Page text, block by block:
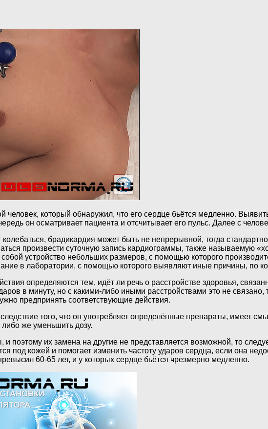
человек, который обнаружил, что его сердце бьётся медленно.
он осматривает пациента и отсчитывает его пульс. Далее с
брадикардия может быть не непрерывной, тогда
произвести суточную запись кардиограммы, также называемую
собой устройство небольших размеров, с помощью которого
в лаборатории, с помощью которого выявляют иные причины, по
определяются тем, идёт ли речь о расстройстве здоровья,
в минуту, но с какими-либо иными расстройствами это не
предпринять соответствующие действия.
того, что он употребляет определённые препараты, имеет
же уменьшить дозу.
поэтому их замена на другие не представляется возможной, то
под кожей и помогает изменить частоту ударов сердца, если она
60-65 лет, и у которых сердце бьётся чрезмерно медленно.